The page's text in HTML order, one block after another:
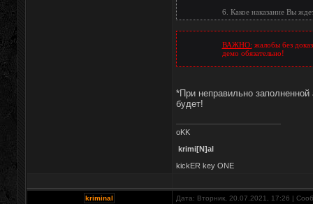
6. Какое наказание Вы
ВАЖНО: жалобы без
демо обязательно!
*При неправильно
будет!
oKK
krimi[N]al
kickER key ONE
kriminal Дата: Вторник, 20.07.2021, 17:26 |